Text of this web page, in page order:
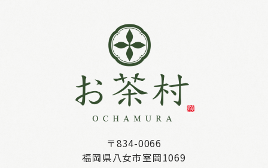
〒834-0066
福岡県八女市室岡1069